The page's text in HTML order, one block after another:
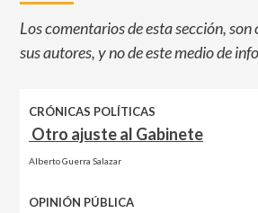
Los comentarios de esta sección,
sus autores, y no de este medio de
CRÓNICAS POLÍTICAS
Otro ajuste al Gabinete
Alberto Guerra Salazar
OPINIÓN PÚBLICA